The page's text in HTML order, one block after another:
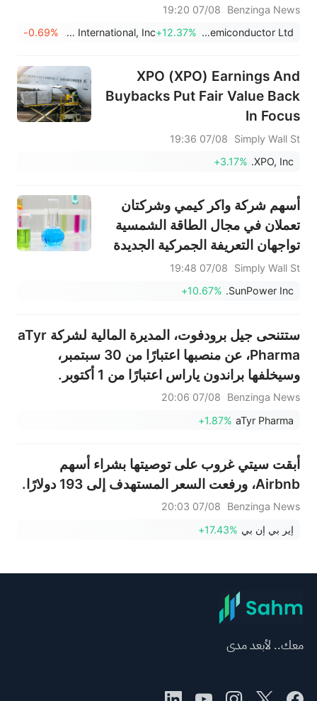
تداول يوم الجمعة
Benzinga News
07/08 19:20
Tower Semiconductor Ltd
+12.37%
Papa John's International, Inc.
-0.69%
XPO (XPO) Earnings And
Buybacks Put Fair Value Back
In Focus
Simply Wall St
07/08 19:36
XPO, Inc.
+3.17%
أسهم شركة واكر كيمي وشركتان
تعملان في مجال الطاقة الشمسية
تواجهان التعريفة الجمركية الجديدة
على البولي سيليكون
Simply Wall St
07/08 19:48
SunPower Inc.
+10.67%
ستتنحى جيل برودفوت، المديرة المالية لشركة aTyr
Pharma، عن منصبها اعتبارًا من 30 سبتمبر،
وسيخلفها براندون ياراس اعتبارًا من 1 أكتوبر.
Benzinga News
07/08 20:06
aTyr Pharma
+1.87%
أبقت سيتي غروب على توصيتها بشراء أسهم
Airbnb، ورفعت السعر المستهدف إلى 193 دولارًا.
Benzinga News
07/08 20:03
إير بي إن بي +17.43%
معك.. لأبعد مدى